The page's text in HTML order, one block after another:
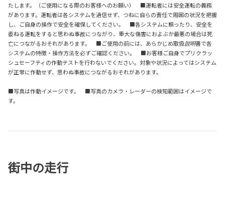
たします。（ご使用になる際のお客様へのお願い） ■運転者には安全運転の義務
があります。運転者は各システムを過信せず、つねに自らの責任で周囲の状況を把握
し、ご自身の操作で安全を確保してください。 ■各システムに頼ったり、安全を
委ねる運転をすると思わぬ事故につながり、重大な傷害におよぶか最悪の場合は死
亡につながるおそれがあります。 ■ご使用の前には、あらかじめ取扱説明書で各
システムの特徴・操作方法を必ずご確認ください。 ■お客様ご自身でプリクラッ
シュセーフティの作動テストを行わないでください。対象や状況によってはシステム
が正常に作動せず、思わぬ事故につながるおそれがあります。
■写真は作動イメージです。 ■写真のカメラ・レーダーの検知範囲はイメージで
す。
街中の走行